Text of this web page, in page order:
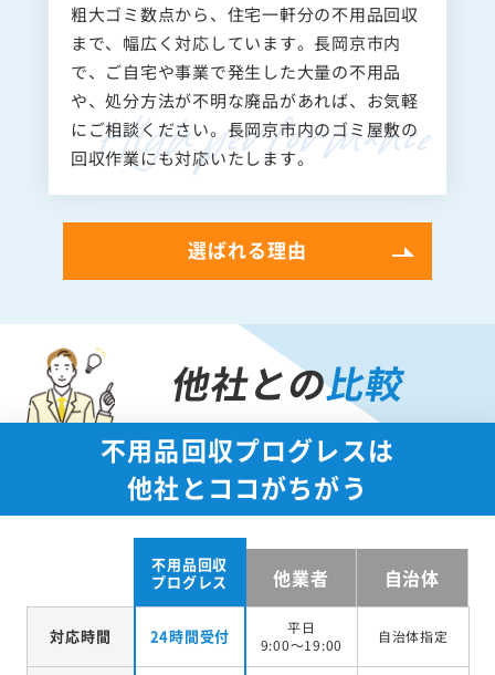
粗大ゴミ数点から、住宅一軒分の不用品回収
まで、幅広く対応しています。長岡京市内
で、ご自宅や事業で発生した大量の不用品
や、処分方法が不明な廃品があれば、お気軽
にご相談ください。長岡京市内のゴミ屋敷の
回収作業にも対応いたします。
選ばれる理由
他社との比較
不用品回収プログレスは
他社とココがちがう
不用品回収
プログレス
他業者 自治体
対応時間 24時間受付
平日
9:00～19:00
自治体指定